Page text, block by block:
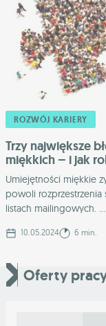
ROZWÓJ KARIERY
Trzy największe
miękkich – i jak
Umiejętności miękkie
powoli
listach mailingowych. ...
10.05.2024 6 min.
Oferty